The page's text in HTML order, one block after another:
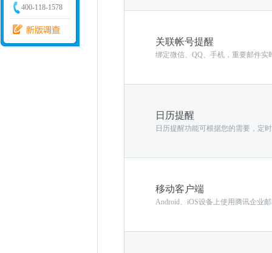
关联帐号提醒
绑定微信、QQ、手机，重要邮件实
日历提醒
日历提醒功能可根据您的需要，定
移动客户端
Android、iOS设备上使用腾讯企业
400-118-1578